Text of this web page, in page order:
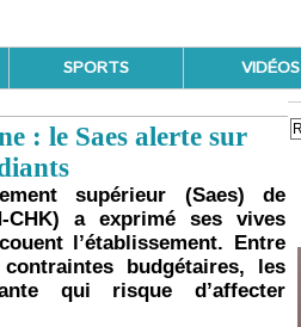
SPORTS VIDÉOS
: le Saes alerte sur
supérieur (Saes) de
CHK) a exprimé ses vives
l’établissement. Entre
budgétaires, les
qui risque d’affecter